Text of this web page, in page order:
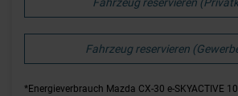
Fahrzeug reservieren
*Energieverbrauch Mazda CX-30 e-SKYACTIVE